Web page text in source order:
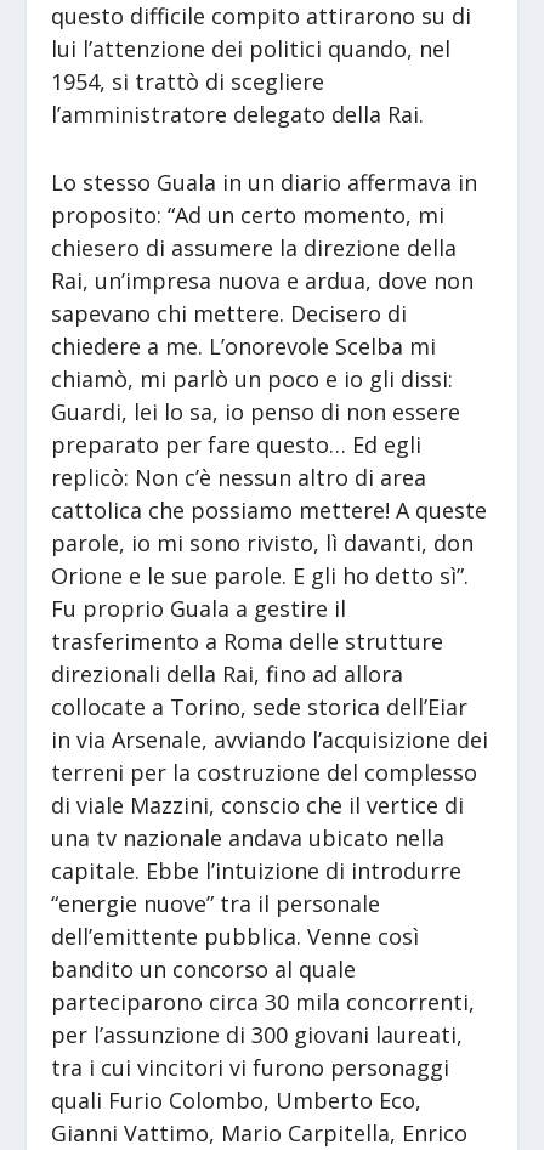
questo difficile compito attirarono su di
lui l’attenzione dei politici quando, nel
1954, si trattò di scegliere
l’amministratore delegato della Rai.
Lo stesso Guala in un diario affermava in
proposito: “Ad un certo momento, mi
chiesero di assumere la direzione della
Rai, un’impresa nuova e ardua, dove non
sapevano chi mettere. Decisero di
chiedere a me. L’onorevole Scelba mi
chiamò, mi parlò un poco e io gli dissi:
Guardi, lei lo sa, io penso di non essere
preparato per fare questo… Ed egli
replicò: Non c’è nessun altro di area
cattolica che possiamo mettere! A queste
parole, io mi sono rivisto, lì davanti, don
Orione e le sue parole. E gli ho detto sì”.
Fu proprio Guala a gestire il
trasferimento a Roma delle strutture
direzionali della Rai, fino ad allora
collocate a Torino, sede storica dell’Eiar
in via Arsenale, avviando l’acquisizione dei
terreni per la costruzione del complesso
di viale Mazzini, conscio che il vertice di
una tv nazionale andava ubicato nella
capitale. Ebbe l’intuizione di introdurre
“energie nuove” tra il personale
dell’emittente pubblica. Venne così
bandito un concorso al quale
parteciparono circa 30 mila concorrenti,
per l’assunzione di 300 giovani laureati,
tra i cui vincitori vi furono personaggi
quali Furio Colombo, Umberto Eco,
Gianni Vattimo, Mario Carpitella, Enrico